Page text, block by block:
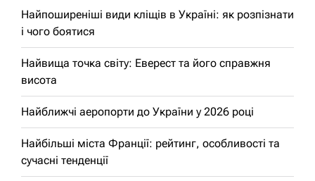
Найпоширеніші види кліщів в Україні: як розпізнати
і чого боятися
Найвища точка світу: Еверест та його справжня
висота
Найближчі аеропорти до України у 2026 році
Найбільші міста Франції: рейтинг, особливості та
сучасні тенденції